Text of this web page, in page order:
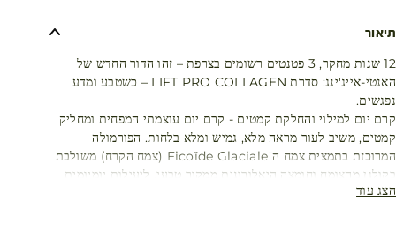
תיאור
12 שנות מחקר, 3 פטנטים רשומים בצרפת – זהו הדור החדש של
האנטי-אייג'ינג: סדרת LIFT PRO COLLAGEN – כשטבע ומדע
נפגשים.
קרם יום למילוי והחלקת קמטים - קרם יום עוצמתי המפחית ומחליק
קמטים, משיב לעור מראה מלא, גמיש ומלא בלחות. הפורמולה
המרוכזת בתמצית צמח ה־Ficoïde Glaciale (צמח הקרח) משולבת
בקולגן מהצומח וחומצה היאלורונית ממקור טבעי, ליעילות יומיומית
בהחלקת קמטים והענקת לחות. מתאים לכל סוגי העור.
הצג עוד